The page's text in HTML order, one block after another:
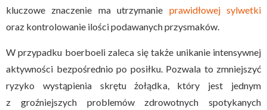
kluczowe znaczenie ma utrzymanie prawidłowej sylwetki
oraz kontrolowanie ilości podawanych przysmaków.
W przypadku boerboeli zaleca się także unikanie intensywnej
aktywności bezpośrednio po posiłku. Pozwala to zmniejszyć
ryzyko wystąpienia skrętu żołądka, który jest jednym
z groźniejszych problemów zdrowotnych spotykanych